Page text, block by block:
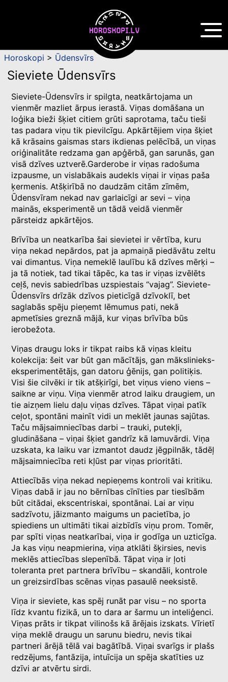
Horoskopi > Ūdensvīrs
Sieviete Ūdensvīrs
Sieviete-Ūdensvīrs ir spilgta, neatkārtojama un
vienmēr mazliet ārpus ierastā. Viņas domāšana un
loģika bieži šķiet citiem grūti saprotama, taču tieši
tas padara viņu tik pievilcīgu. Apkārtējiem viņa šķiet
kā krāsains gaismas stars ikdienas pelēcībā, un viņas
oriģinalitāte redzama gan apģērbā, gan sarunās, gan
visā dzīves uztverē.Garderobe ir viņas radošuma
izpausme, un vislabākais audekls viņai ir viņas paša
ķermenis. Atšķirībā no daudzām citām zīmēm,
Ūdensvīram nekad nav garlaicīgi ar sevi – viņa
mainās, eksperimentē un tādā veidā vienmēr
pārsteidz apkārtējos.
Brīvība un neatkarība šai sievietei ir vērtība, kuru
viņa nekad nepārdos, pat ja apmaiņā piedāvātu zeltu
vai dimantus. Viņa nemeklē laulību kā dzīves mērķi –
ja tā notiek, tad tikai tāpēc, ka tas ir viņas izvēlēts
ceļš, nevis sabiedrības uzspiestais “vajag”. Sieviete-
Ūdensvīrs drīzāk dzīvos pieticīgā dzīvoklī, bet
saglabās spēju pieņemt lēmumus pati, nekā
apmetīsies greznā mājā, kur viņas brīvība būs
ierobežota.
Viņas draugu loks ir tikpat raibs kā viņas kleitu
kolekcija: šeit var būt gan mācītājs, gan mākslinieks-
eksperimentētājs, gan datoru ģēnijs, gan politiķis.
Visi šie cilvēki ir tik atšķirīgi, bet viņus vieno viens –
saikne ar viņu. Viņa vienmēr atrod laiku draugiem, un
tie aizņem lielu daļu viņas dzīves. Tāpat viņai patīk
ceļot, spontāni mainīt vidi un meklēt jaunas sajūtas.
Taču mājsaimniecības darbi – trauki, putekļi,
gludināšana – viņai šķiet gandrīz kā lamuvārdi. Viņa
uzskata, ka laiku var izmantot daudz jēgpilnāk, tādēļ
mājsaimniecība reti kļūst par viņas prioritāti.
Attiecībās viņa nekad nepieņems kontroli vai kritiku.
Viņas dabā ir jau no bērnības cīnīties par tiesībām
būt citādai, ekscentriskai, spontānai. Lai ar viņu
sadzīvotu, jāizmanto maigums un pacietība, jo
spiediens un ultimāti tikai aizbīdīs viņu prom. Tomēr,
par spīti viņas neatkarībai, viņa ir godīga un uzticīga.
Ja kas viņu neapmierina, viņa atklāti šķirsies, nevis
meklēs attiecības slepenībā. Tāpat viņa ir ļoti
toleranta pret partnera brīvību – skandāli, kontrole
un greizsirdības scēnas viņas pasaulē neeksistē.
Viņa ir sieviete, kas spēj runāt par visu – no sporta
līdz kvantu fizikā, un to dara ar šarmu un inteliģenci.
Viņas prāts ir tikpat vilinošs kā ārējais izskats. Vīrietī
viņa meklē draugu un sarunu biedru, nevis tikai
partneri ārējā tēlā vai bagātībā. Viņai svarīgs ir plašs
redzējums, fantāzija, intuīcija un spēja skatīties uz
dzīvi ar atvērtu sirdi.